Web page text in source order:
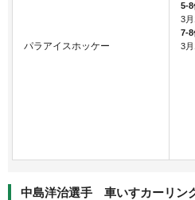
パラアイスホッケー
5-8
3
7-8
3
中島洋治選手 車いすカーリン